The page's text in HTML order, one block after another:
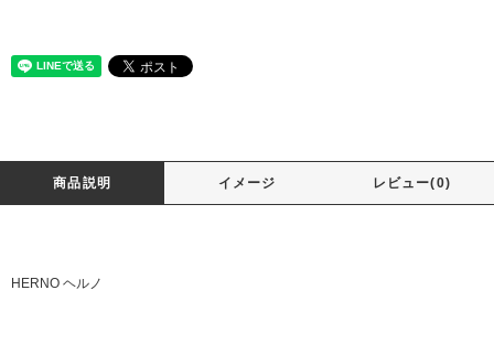
商品説明 イメージ レビュー(0)
HERNO ヘルノ